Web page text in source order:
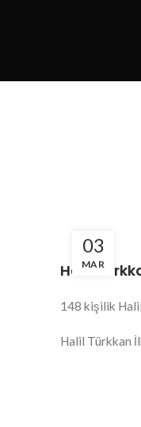
03
MAR
Halil
148 kişilik
Halil Türkkan